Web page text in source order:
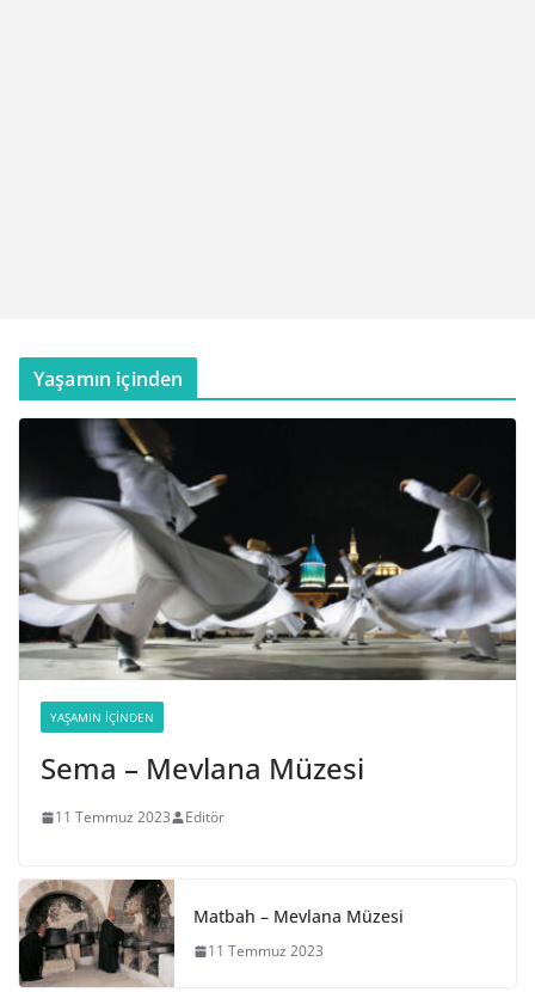
Yaşamın içinden
YAŞAMIN İÇINDEN
Sema – Mevlana Müzesi
11 Temmuz 2023 Editör
Matbah – Mevlana Müzesi
11 Temmuz 2023